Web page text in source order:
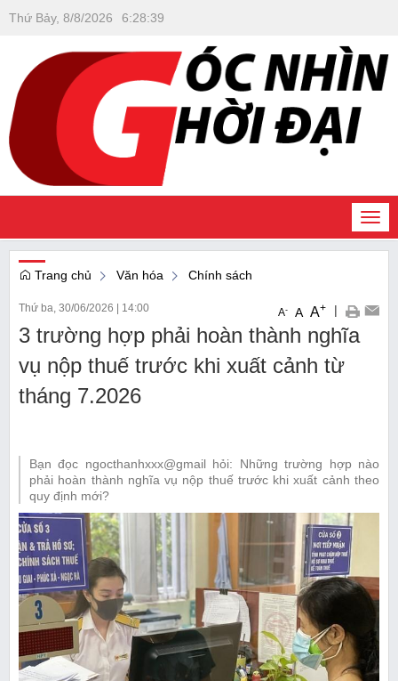
Thứ Bảy, 8/8/2026 6:28:40
Trang chủ Văn hóa Chính sách
Thứ ba, 30/06/2026 14:00 A- A A+ |
3 trường hợp phải hoàn thành nghĩa
vụ nộp thuế trước khi xuất cảnh từ
tháng 7.2026
Bạn đọc ngocthanhxxx@gmail hỏi: Những trường hợp nào
phải hoàn thành nghĩa vụ nộp thuế trước khi xuất cảnh theo
quy định mới?